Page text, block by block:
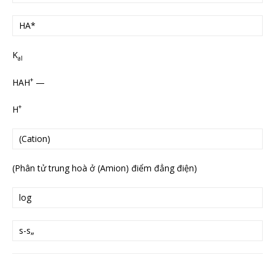
HA*
Kal
HAH+ —
H+
(Cation)
(Phân tử trung hoà ở (Amion) điểm đẳng điện)
log
s-s„